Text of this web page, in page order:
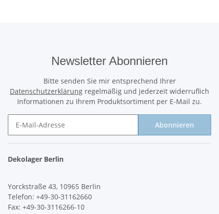
Newsletter Abonnieren
Bitte senden Sie mir entsprechend Ihrer
Datenschutzerklärung regelmäßig und jederzeit widerruflich
Informationen zu Ihrem Produktsortiment per E-Mail zu.
Abonnieren
Dekolager Berlin
Yorckstraße 43, 10965 Berlin
Telefon: +49-30-31162660
Fax: +49-30-3116266-10